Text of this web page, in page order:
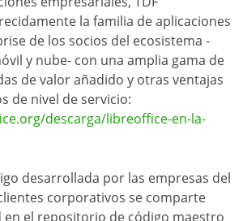
la familia de aplicaciones
de los socios del ecosistema -
y nube- con una amplia gama de
de valor añadido y otras ventajas
de nivel de servicio:
descarga/libreoffice-en-la-
desarrollada por las empresas del
corporativos se comparte
en el repositorio de código maestro